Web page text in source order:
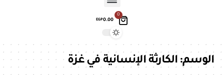
0
EGP0.00
الوسم:الكارثة الإنسانية في غزة